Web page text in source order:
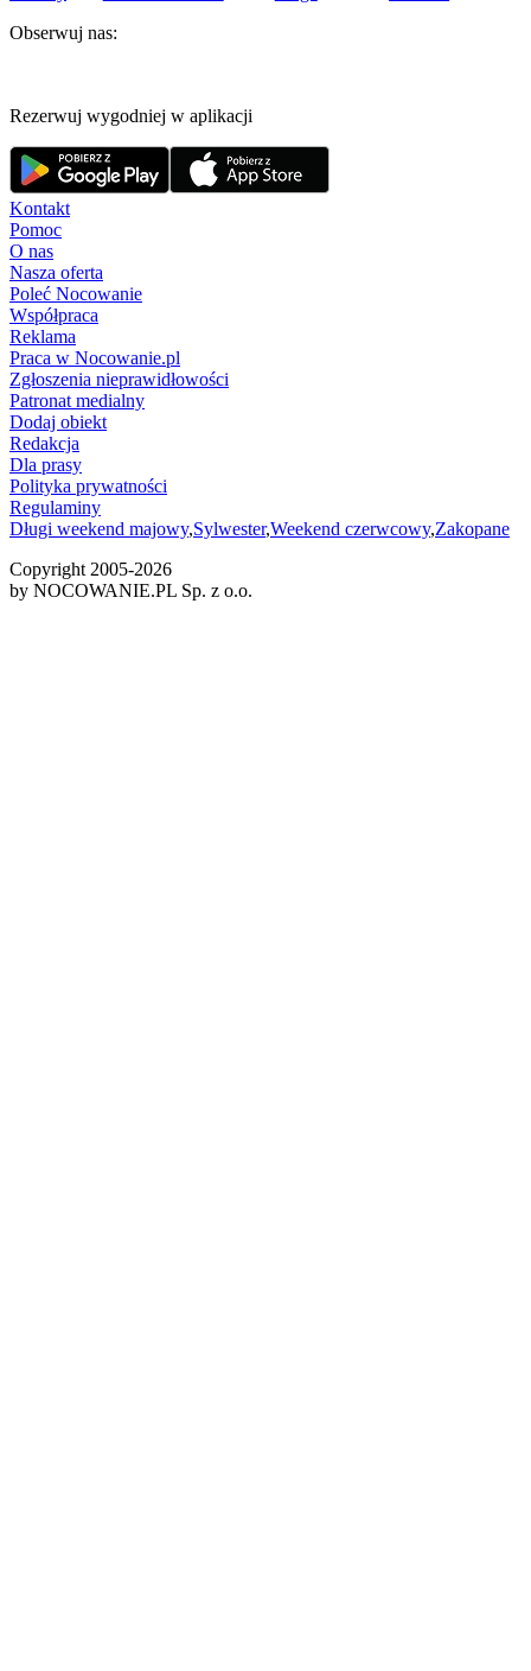
Obserwuj nas:
Rezerwuj wygodniej w aplikacji
Kontakt
Pomoc
O nas
Nasza oferta
Poleć Nocowanie
Współpraca
Reklama
Praca w Nocowanie.pl
Zgłoszenia nieprawidłowości
Patronat medialny
Dodaj obiekt
Redakcja
Dla prasy
Polityka prywatności
Regulaminy
Długi weekend majowy,Sylwester,Weekend czerwcowy,Zakopane
Copyright 2005-2026
by NOCOWANIE.PL Sp. z o.o.